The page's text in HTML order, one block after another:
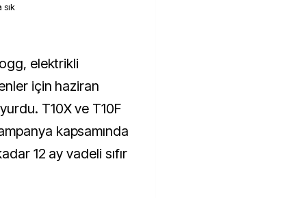
için haziran
T10X ve T10F
kapsamında
12 ay vadeli sıfır